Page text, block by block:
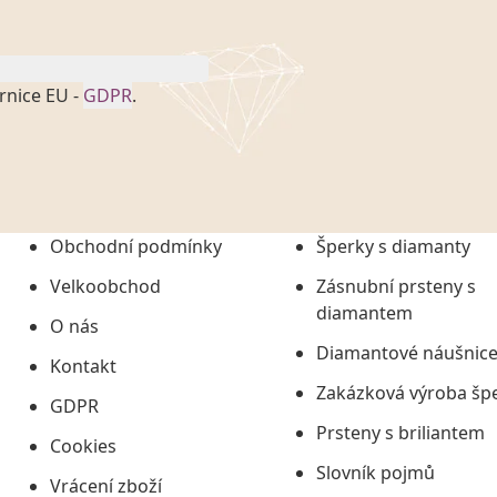
EU - GDPR.
č. 101/2000 Sb. v
uchováním veškerých
údajů či jako jeho
informací, nejdéle
Obchodní podmínky
Velkoobchod
O nás
Kontakt
GDPR
Cookies
Vrácení zboží
Šperky s diamanty
Zásnubní prsteny s
diamantem
Diamantové náušnice
Zakázková výroba
Prsteny s briliantem
Slovník pojmů